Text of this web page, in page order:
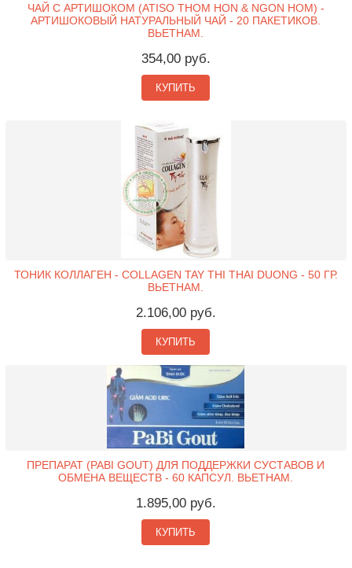
ЧАЙ С АРТИШОКОМ (ATISO THOM HON & NGON HOM) -
АРТИШОКОВЫЙ НАТУРАЛЬНЫЙ ЧАЙ - 20 ПАКЕТИКОВ.
ВЬЕТНАМ.
354,00 руб.
КУПИТЬ
ТОНИК КОЛЛАГЕН - COLLAGEN TAY THI THAI DUONG - 50 ГР.
ВЬЕТНАМ.
2.106,00 руб.
КУПИТЬ
ПРЕПАРАТ (PABI GOUT) ДЛЯ ПОДДЕРЖКИ СУСТАВОВ И
ОБМЕНА ВЕЩЕСТВ - 60 КАПСУЛ. ВЬЕТНАМ.
1.895,00 руб.
КУПИТЬ